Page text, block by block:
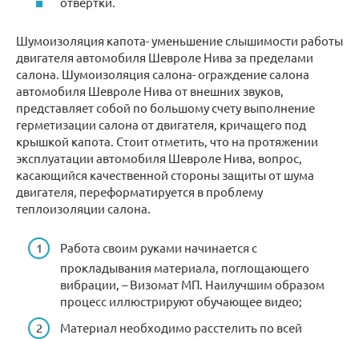
Шумоизоляция капота- уменьшение слышимости работы
двигателя автомобиля Шевроле Нива за пределами
салона. Шумоизоляция салона- ограждение салона
автомобиля Шевроле Нива от внешних звуков,
представляет собой по большому счету выполнение
герметизации салона от двигателя, кричащего под
крышкой капота. Стоит отметить, что на протяжении
эксплуатации автомобиля Шевроле Нива, вопрос,
касающийся качественной стороны защиты от шума
двигателя, переформатируется в проблему
теплоизоляции салона.
Работа своим руками начинается с
прокладывания материала, поглощающего
вибрации, – Визомат МП. Наилучшим образом
процесс иллюстрируют обучающее видео;
Материал необходимо расстелить по всей